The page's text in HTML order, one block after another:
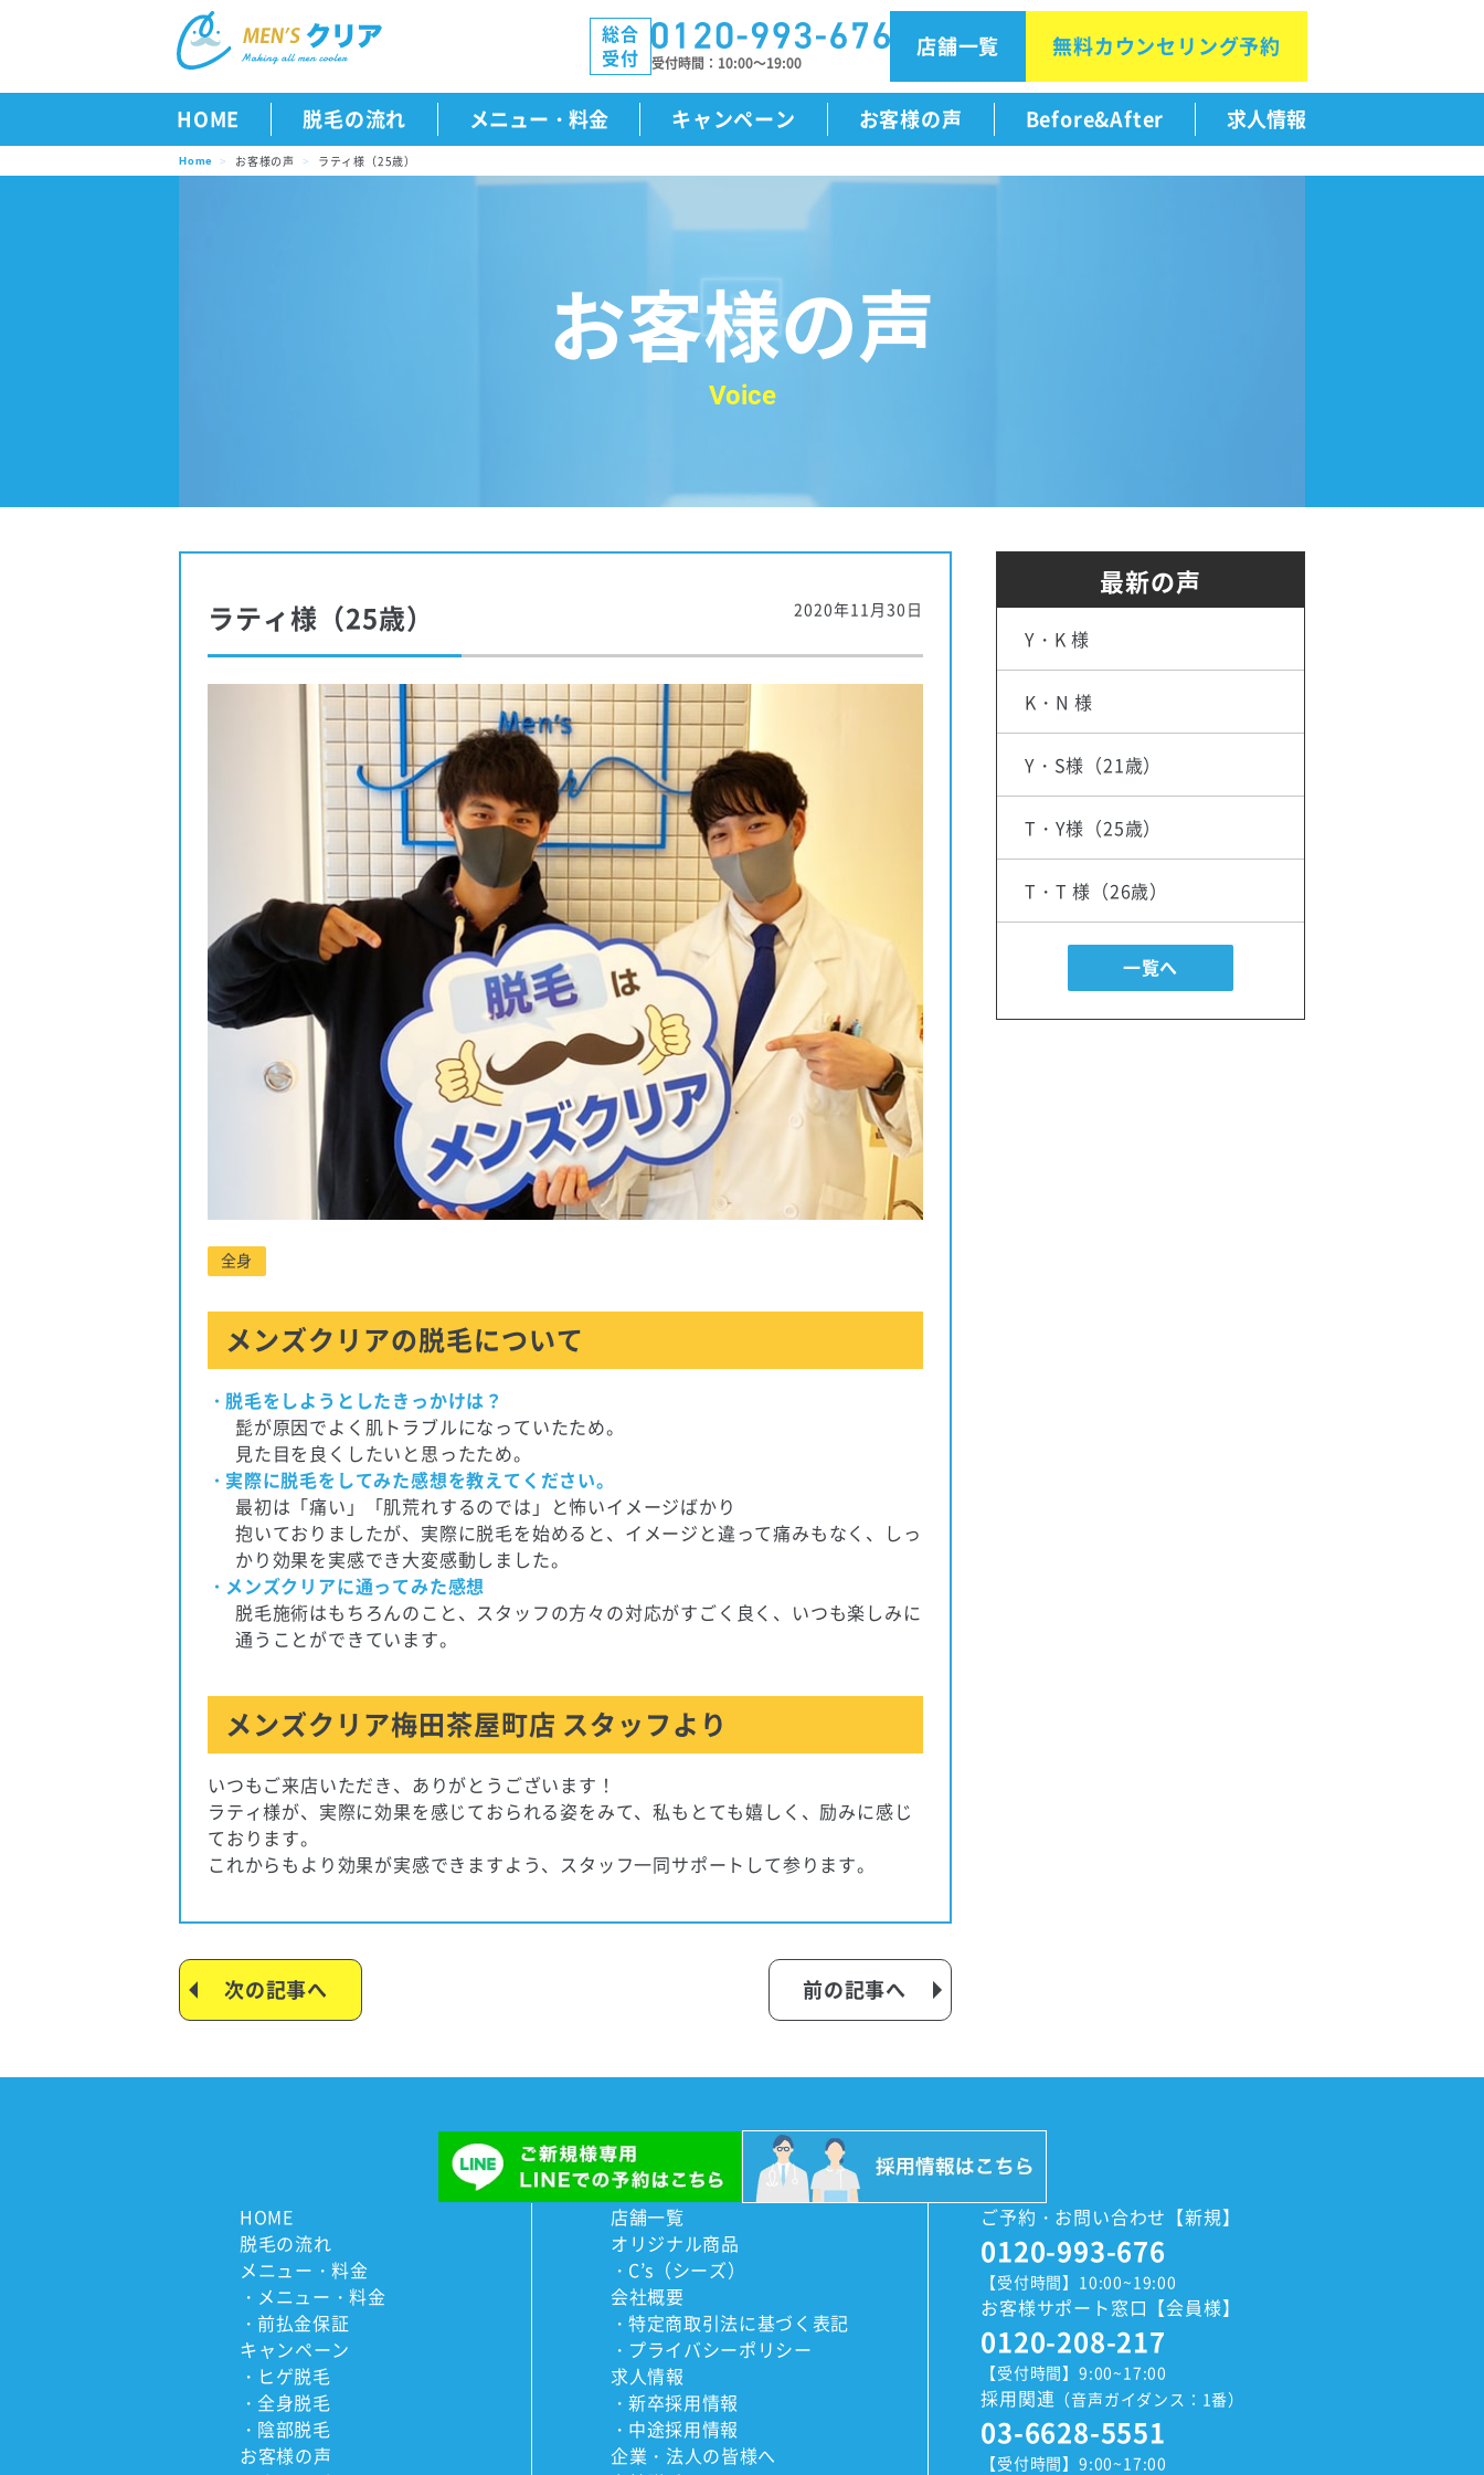
総合
受付
受付時間 10:00～19:00
店舗一覧 無料カウンセリング予約
HOME 脱毛の流れ メニュー・料金 キャンペーン お客様の声 Before&After 求人情報
Home お客様の声 ラティ様（25歳）
お客様の声
ラティ様（25歳） 2020年11月30日
全身
メンズクリアの脱毛について
脱毛をしようとしたきっかけは？
髭が原因でよく肌トラブルになっていたため。
見た目を良くしたいと思ったため。
実際に脱毛をしてみた感想を教えてください。
最初は「痛い」「肌荒れするのでは」と怖いイメージばかり
抱いておりましたが、実際に脱毛を始めると、イメージと違って痛みもなく、しっ
かり効果を実感でき大変感動しました。
メンズクリアに通ってみた感想
脱毛施術はもちろんのこと、スタッフの方々の対応がすごく良く、いつも楽しみに
通うことができています。
メンズクリア梅田茶屋町店 スタッフより
いつもご来店いただき、ありがとうございます！
ラティ様が、実際に効果を感じておられる姿をみて、私もとても嬉しく、励みに感じ
ております。
これからもより効果が実感できますよう、スタッフ一同サポートして参ります。
次の記事へ 前の記事へ
最新の声
Y・K 様
K・N 様
Y・S様（21歳）
T・Y様（25歳）
T・T 様（26歳）
一覧へ
HOME
脱毛の流れ
メニュー・料金
メニュー・料金
前払金保証
キャンペーン
ヒゲ脱毛
全身脱毛
陰部脱毛
お客様の声
店舗一覧
オリジナル商品
C’s（シーズ）
会社概要
特定商取引法に基づく表記
プライバシーポリシー
求人情報
新卒採用情報
中途採用情報
企業・法人の皆様へ
ご予約・お問い合わせ【新規】
0120-993-676
【受付時間】10:00~19:00
お客様サポート窓口【会員様】
0120-208-217
【受付時間】9:00~17:00
採用関連 （音声ガイダンス：1番）
03-6628-5551
【受付時間】9:00~17:00